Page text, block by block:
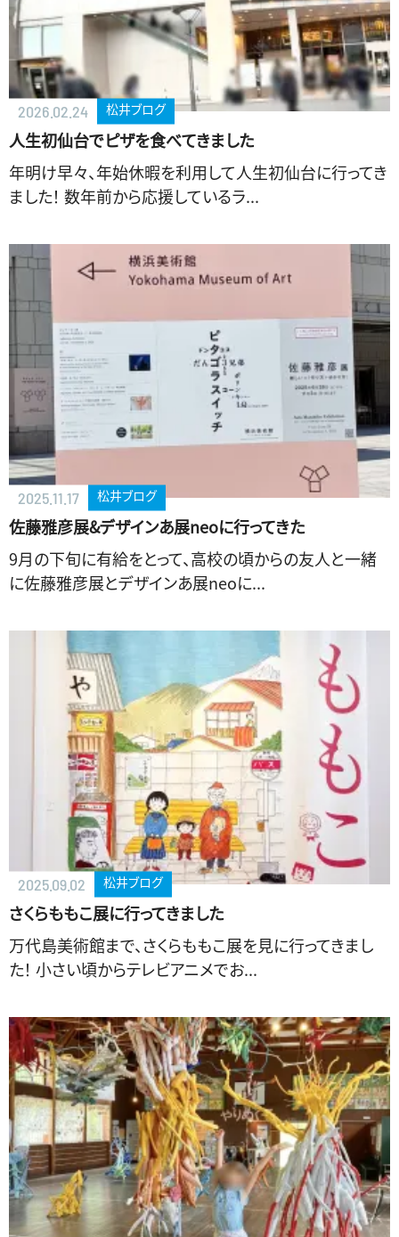
2026.02.24 松井ブログ
人生初仙台でピザを食べてきました
年明け早々、年始休暇を利用して人生初仙台に行ってき
ました！ 数年前から応援しているラ...
2025.11.17 松井ブログ
佐藤雅彦展&デザインあ展neoに行ってきた
9月の下旬に有給をとって、高校の頃からの友人と一緒
に佐藤雅彦展とデザインあ展neoに...
2025.09.02 松井ブログ
さくらももこ展に行ってきました
万代島美術館まで、さくらももこ展を見に行ってきまし
た！ 小さい頃からテレビアニメでお...